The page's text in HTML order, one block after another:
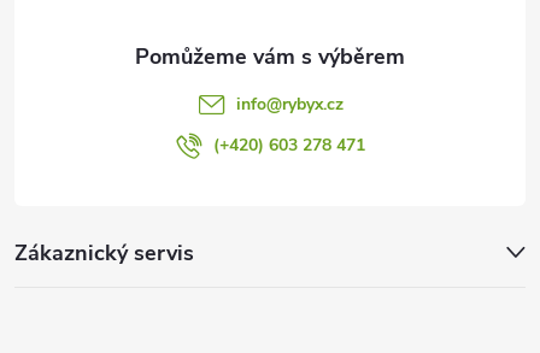
Zákaznický servis
info@rybyx.cz
(+420) 603 278 471